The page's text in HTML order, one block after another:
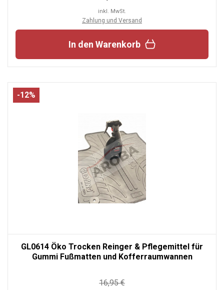
inkl. MwSt.
Zahlung und Versand
In den Warenkorb
-12%
GL0614 Öko Trocken Reinger & Pflegemittel für
Gummi Fußmatten und Kofferraumwannen
16,95 €